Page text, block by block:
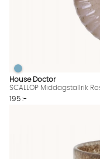
SCALLOP
SCALLOP Middagstallrik Rosa
House Doctor
SCALLOP Middagstallrik
195 :-